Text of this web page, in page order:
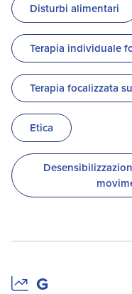
Disturbi alimentari
Terapia individuale
Terapia focalizzata
Etica
G